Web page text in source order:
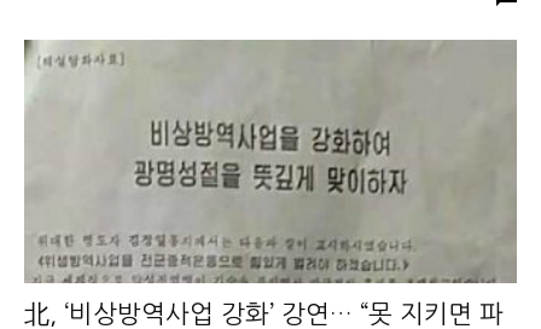
北, ‘비상방역사업 강화’ 강연… “못 지키면 파